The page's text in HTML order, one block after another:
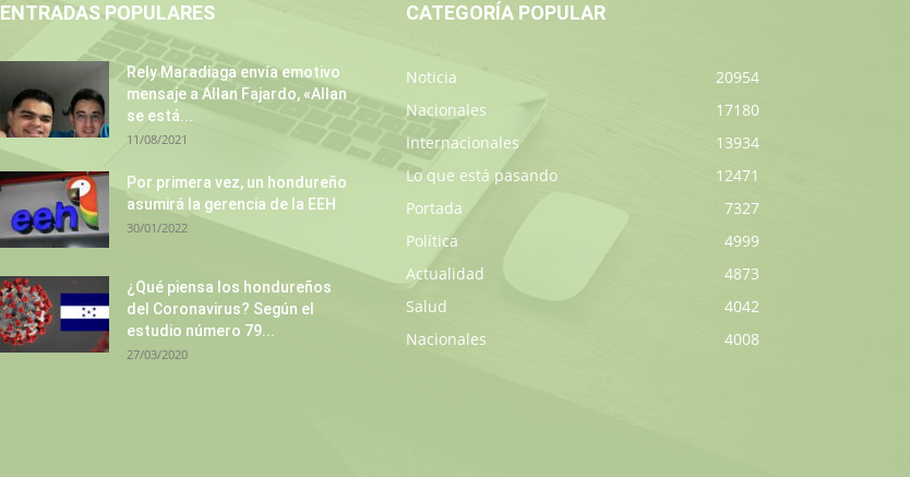
ENTRADAS POPULARES
Rely Maradiaga envía emotivo
mensaje a Allan Fajardo, «Allan
se está...
11/08/2021
Por primera vez, un hondureño
asumirá la gerencia de la EEH
30/01/2022
¿Qué piensa los hondureños
del Coronavirus? Según el
estudio número 79...
27/03/2020
CATEGORÍA POPULAR
Noticia
20954
Nacionales
17180
Internacionales
13934
Lo que está pasando
12471
Portada
7327
Política
4999
Actualidad
4873
Salud
4042
Nacionales
4008